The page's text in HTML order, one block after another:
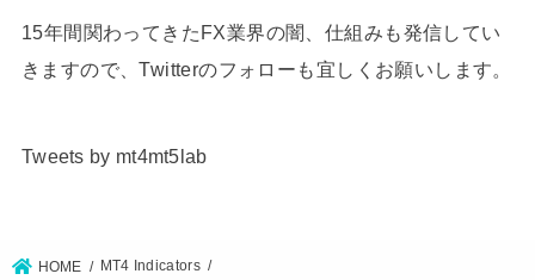
15年間関わってきたFX業界の闇、仕組みも発信してい
きますので、Twitterのフォローも宜しくお願いします。
Tweets by mt4mt5lab
HOME MT4 Indicators